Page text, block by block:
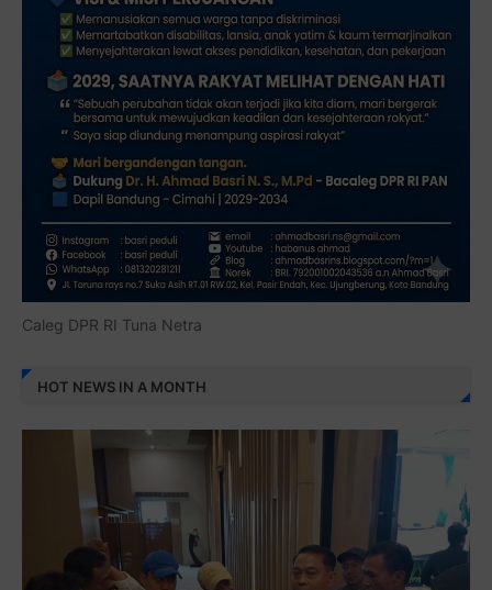
Caleg DPR RI Tuna Netra
HOT NEWS IN A MONTH